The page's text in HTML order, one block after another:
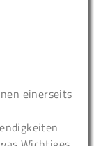
einerseits